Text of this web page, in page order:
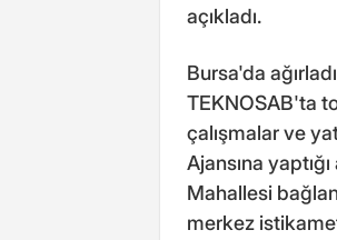
açıkladı.
Bursa'da
TEKNOSAB'ta
çalışmalar ve
Ajansına
Mahallesi
merkez